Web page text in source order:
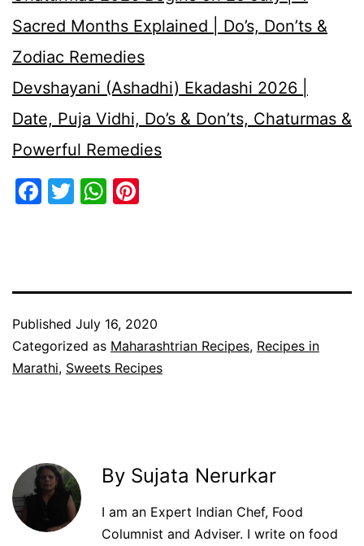
Sacred Months Explained | Do’s, Don’ts &
Zodiac Remedies
Devshayani (Ashadhi) Ekadashi 2026 |
Date, Puja Vidhi, Do’s & Don’ts, Chaturmas &
Powerful Remedies
Facebook
TwitterWhatsApp
Published July 16, 2020
Categorized as Maharashtrian Recipes, Recipes in
Marathi, Sweets Recipes
By Sujata Nerurkar
I am an Expert Indian Chef, Food
Columnist and Adviser. I write on food